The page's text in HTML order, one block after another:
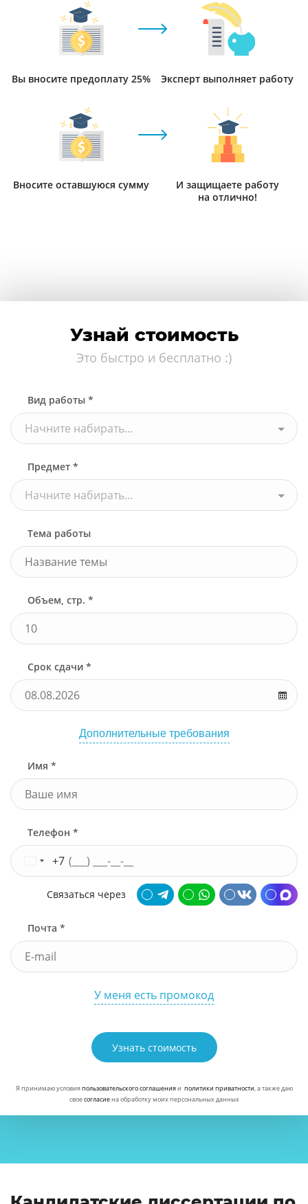
Вы вносите предоплату 25% Эксперт выполняет работу
Вносите оставшуюся сумму
И защищаете работу
на отлично!
Узнай стоимость
Это быстро и бесплатно :)
Вид работы *
Начните набирать...
Предмет *
Начните набирать...
Тема работы
Объем, стр. *
Срок сдачи *
Дополнительные требования
Имя *
Телефон *
+7
Связаться через
Почта *
У меня есть промокод
Узнать стоимость
Я принимаю условияпользовательского соглашенияи политики приватности, а также даю
своесогласиена обработку моих персональных данных